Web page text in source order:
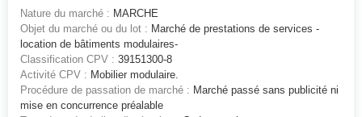
Nature du marché : MARCHE
Objet du marché ou du lot : Marché de prestations de services -
location de bâtiments modulaires-
Classification CPV : 39151300-8
Activité CPV : Mobilier modulaire.
Procédure de passation de marché : Marché passé sans publicité ni
mise en concurrence préalable